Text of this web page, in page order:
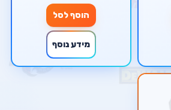
הוסף לסל
מידע נוסף